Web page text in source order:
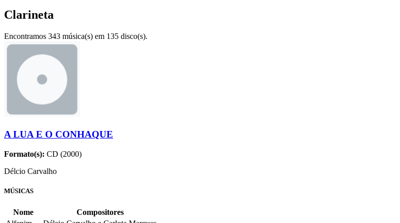
Clarineta
Encontramos 343 música(s) em 135 disco(s).
A LUA E O CONHAQUE
Formato(s): CD (2000)
Délcio Carvalho
MÚSICAS
Nome
Compositores